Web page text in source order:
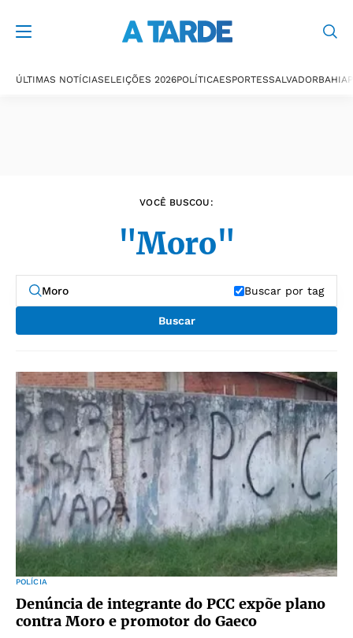
ÚLTIMAS NOTÍCIASELEIÇÕES 2026POLÍTICAESPORTESSALVADORBAHIA
VOCÊ BUSCOU:
"Moro"
Buscar por tag
Buscar
POLÍCIA
Denúncia de integrante do PCC expõe plano
contra Moro e promotor do Gaeco